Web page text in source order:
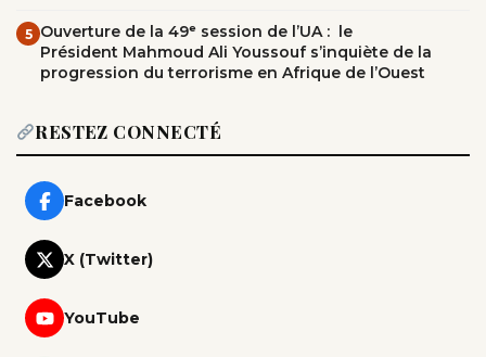
5 Ouverture de la 49ᵉ session de l’UA : le
Président Mahmoud Ali Youssouf s’inquiète de la
progression du terrorisme en Afrique de l’Ouest
RESTEZ CONNECTÉ
Facebook
X (Twitter)
YouTube